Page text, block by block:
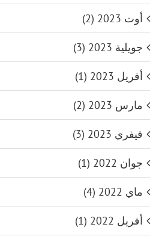
أوت 2023 (2)
جويلية 2023 (3)
أفريل 2023 (1)
مارس 2023 (2)
فيفري 2023 (3)
جوان 2022 (1)
ماي 2022 (4)
أفريل 2022 (1)